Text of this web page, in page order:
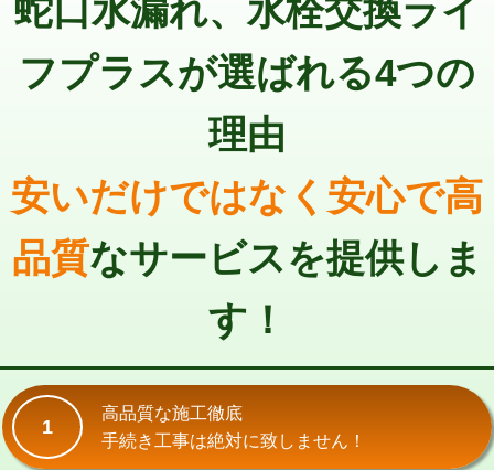
コンクリート斫り（厚さ10㎝超え） 38,500円
モルタル補修（厚さ10㎝まで） 27,500円
廃棄・処分 現場見積
桝清掃 8,800円
止水・漏水調査・防水処理・清掃・修
11,000円
止水・漏水調査・防水処理・清掃・修
止水・漏水調査・防水処理・清掃・修
理・調整・分解・加工など（重作業）
33,000円
その他部品の脱着 8,800円～
交換・取付(単水栓（壁付・デッキ
式）)
13,200円+材料費
交換・取付(混合水栓（壁付・デッキ
式・ワンホール）)
16,500円+材料費
蛇口水漏れ、水栓交換ライ
フプラスが選ばれる4つの
理由
安いだけではなく安心で高
品質なサービスを提供しま
す！
1
高品質な施工徹底
手続き工事は絶対に致しません！